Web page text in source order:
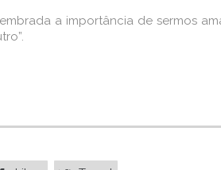
a importância de sermos